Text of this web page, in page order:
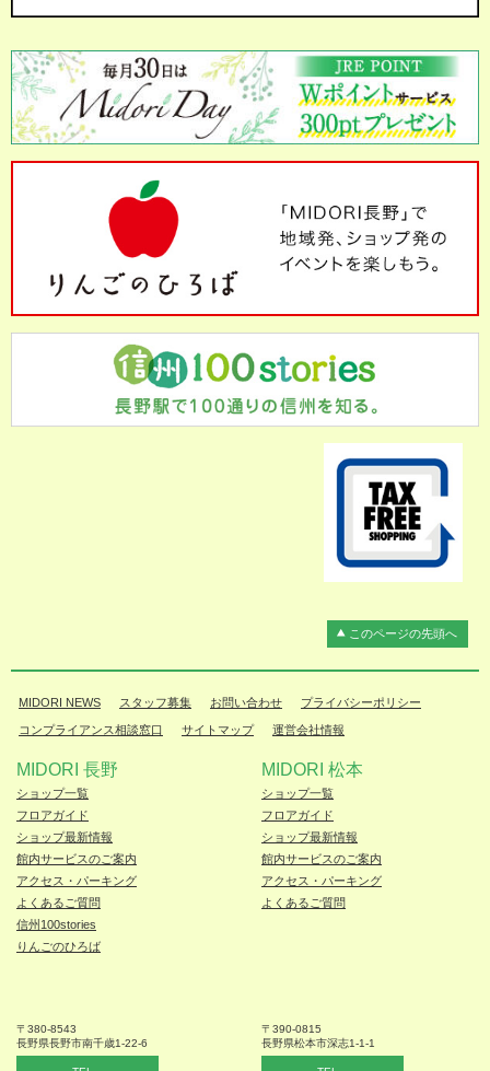
このページの先頭へ
MIDORI NEWS スタッフ募集 お問い合わせ プライバシーポリシー
コンプライアンス相談窓口 サイトマップ 運営会社情報
MIDORI 長野
ショップ一覧
フロアガイド
ショップ最新情報
館内サービスのご案内
アクセス・パーキング
よくあるご質問
信州100stories
りんごのひろば
〒380-8543
長野県長野市南千歳1-22-6
MIDORI 松本
ショップ一覧
フロアガイド
ショップ最新情報
館内サービスのご案内
アクセス・パーキング
よくあるご質問
〒390-0815
長野県松本市深志1-1-1